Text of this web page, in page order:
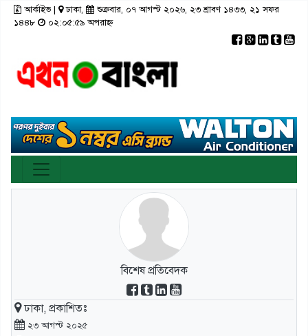
আর্কাইভ| ঢাকা,
শুক্রবার, ০৭ আগস্ট ২০২৬, ২৩ শ্রাবণ ১৪৩৩, ২১ সফর
১৪৪৮
০২:০৫:৫৯ অপরাহ্ন
রাজনীতি
মতামত
স্বাস্থ্য
সাহিত্য
লাইফস্টাইল
টপ নিউজ
তথ্য-প্রযুক্তি
ঢাকা
বরিশাল
ময়মনসিংহ
রাজশাহী
রংপুর
সিলেট ভিডিও
ফটো গ্যালারী
বিশেষ প্রতিবেদক
ঢাকা, প্রকাশিতঃ
২৩ আগস্ট ২০২৫